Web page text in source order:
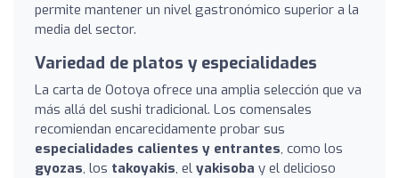
permite mantener un nivel gastronómico superior a la
media del sector.
Variedad de platos y especialidades
La carta de Ootoya ofrece una amplia selección que va
más allá del sushi tradicional. Los comensales
recomiendan encarecidamente probar sus
especialidades calientes y entrantes, como los
gyozas, los takoyakis, el yakisoba y el delicioso